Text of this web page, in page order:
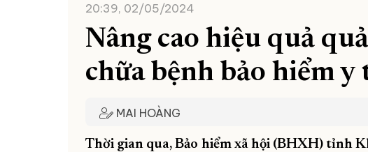
20:39, 02/05/2024
Nâng cao hiệu quả
chữa bệnh bảo hiểm y
MAI HOÀNG
Thời gian qua, Bảo hiểm xã hội (BHXH) tỉnh